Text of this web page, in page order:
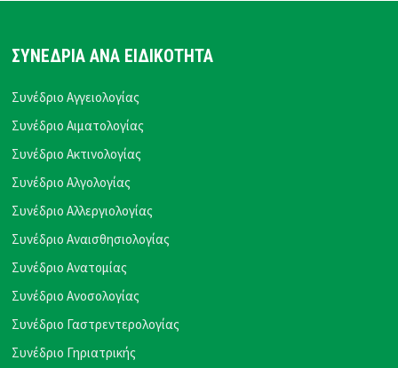
ΣΥΝΕΔΡΙΑ ΑΝΑ ΕΙΔΙΚΟΤΗΤΑ
Συνέδριο Αγγειολογίας
Συνέδριο Αιματολογίας
Συνέδριο Ακτινολογίας
Συνέδριο Αλγολογίας
Συνέδριο Αλλεργιολογίας
Συνέδριο Αναισθησιολογίας
Συνέδριο Ανατομίας
Συνέδριο Ανοσολογίας
Συνέδριο Γαστρεντερολογίας
Συνέδριο Γηριατρικής